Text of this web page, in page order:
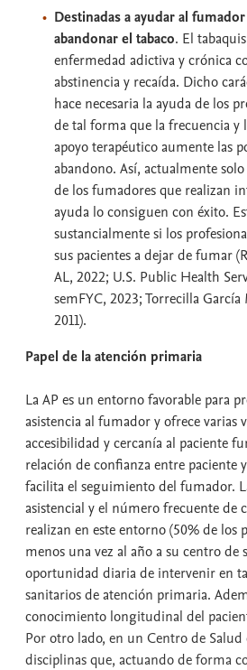
Destinadas a ayudar al
abandonar el tabaco. El
enfermedad adictiva y crónica
abstinencia y recaída. Dicho
hace necesaria la ayuda de los
de tal forma que la frecuencia
apoyo terapéutico aumente las
abandono. Así, actualmente
de los fumadores que realizan
ayuda lo consiguen con éxito.
sustancialmente si los
sus pacientes a dejar de fumar
AL, 2022; U.S. Public Health
semFYC, 2023; Torrecilla García
2011).
Papel de la atención primaria
La AP es un entorno favorable para
asistencia al fumador y ofrece varias
accesibilidad y cercanía al paciente
relación de confianza entre paciente
facilita el seguimiento del fumador.
asistencial y el número frecuente de
realizan en este entorno (50% de los
menos una vez al año a su centro de
oportunidad diaria de intervenir en
sanitarios de atención primaria.
conocimiento longitudinal del
Por otro lado, en un Centro de
disciplinas que, actuando de forma